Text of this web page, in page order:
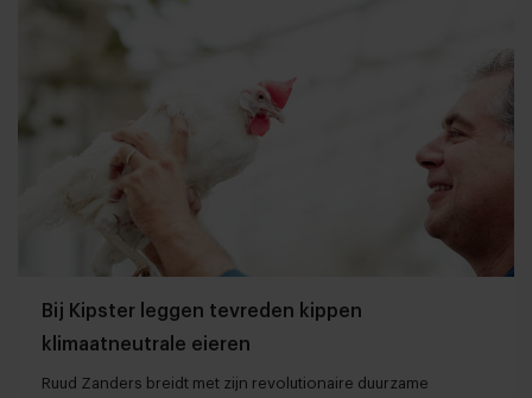
Bij Kipster leggen tevreden kippen
klimaatneutrale eieren
Ruud Zanders breidt met zijn revolutionaire duurzame